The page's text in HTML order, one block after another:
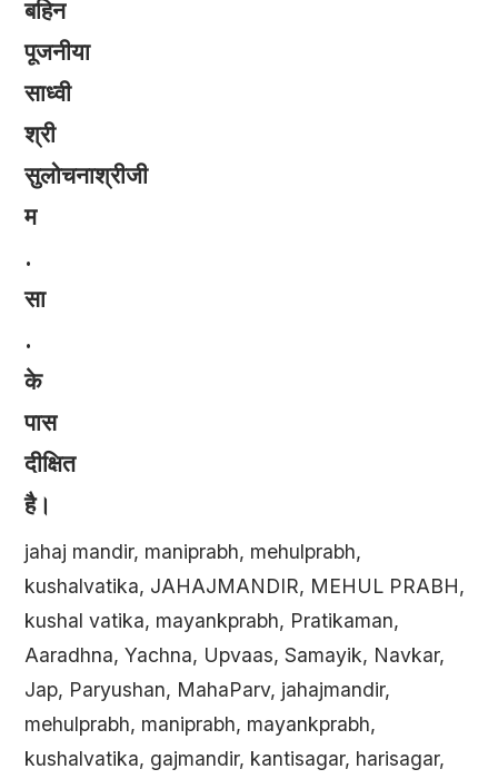
बहिन
पूजनीया
साध्वी
श्री
सुलोचनाश्रीजी
म
.
सा
.
के
पास
दीक्षित
है।
jahaj mandir, maniprabh, mehulprabh,
kushalvatika, JAHAJMANDIR, MEHUL PRABH,
kushal vatika, mayankprabh, Pratikaman,
Aaradhna, Yachna, Upvaas, Samayik, Navkar,
Jap, Paryushan, MahaParv, jahajmandir,
mehulprabh, maniprabh, mayankprabh,
kushalvatika, gajmandir, kantisagar, harisagar,